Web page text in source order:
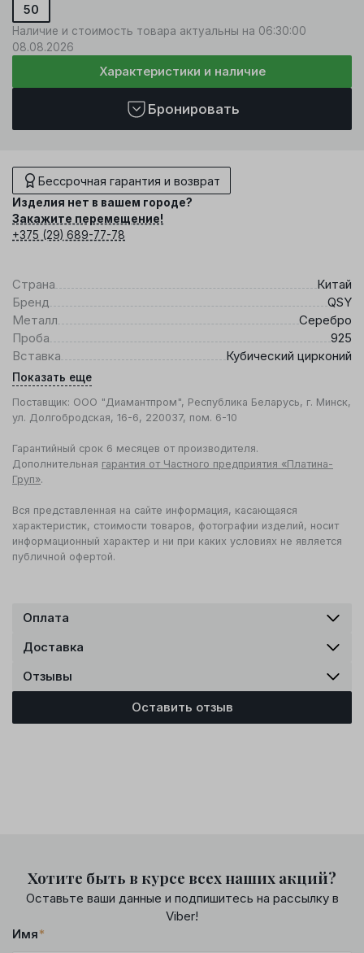
50
Наличие и стоимость товара актуальны на 06:30:00
08.08.2026
Характеристики и наличие
Бронировать
Бессрочная гарантия и возврат
Изделия нет в вашем городе?
Закажите перемещение!
+375 (29) 689-77-78
Страна
Китай
Бренд
QSY
Металл
Серебро
Проба
925
Вставка
Кубический цирконий
Показать еще
Поставщик: ООО "Диамантпром", Республика Беларусь, г. Минск,
ул. Долгобродская, 16-6, 220037, пом. 6-10
Гарантийный срок 6 месяцев от производителя.
Дополнительная гарантия от Частного предприятия «Платина-
Груп».
Вся представленная на сайте информация, касающаяся
характеристик, стоимости товаров, фотографии изделий, носит
информационный характер и ни при каких условиях не является
публичной офертой.
Оплата
Доставка
Отзывы
Оставить отзыв
Хотите быть в курсе всех наших акций?
Оставьте ваши данные и подпишитесь на рассылку в
Viber!
Имя*